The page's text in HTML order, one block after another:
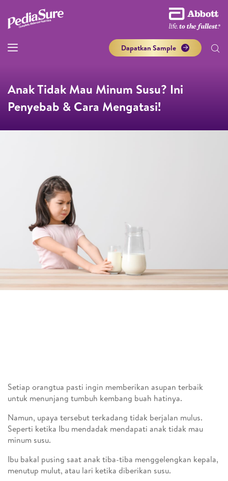
Dapatkan Sample
Anak Tidak Mau Minum Susu? Ini
Penyebab & Cara Mengatasi!
Setiap orangtua pasti ingin memberikan asupan terbaik
untuk menunjang tumbuh kembang buah hatinya.
Namun, upaya tersebut terkadang tidak berjalan mulus.
Seperti ketika Ibu mendadak mendapati anak tidak mau
minum susu.
Ibu bakal pusing saat anak tiba-tiba menggelengkan kepala,
menutup mulut, atau lari ketika diberikan susu.